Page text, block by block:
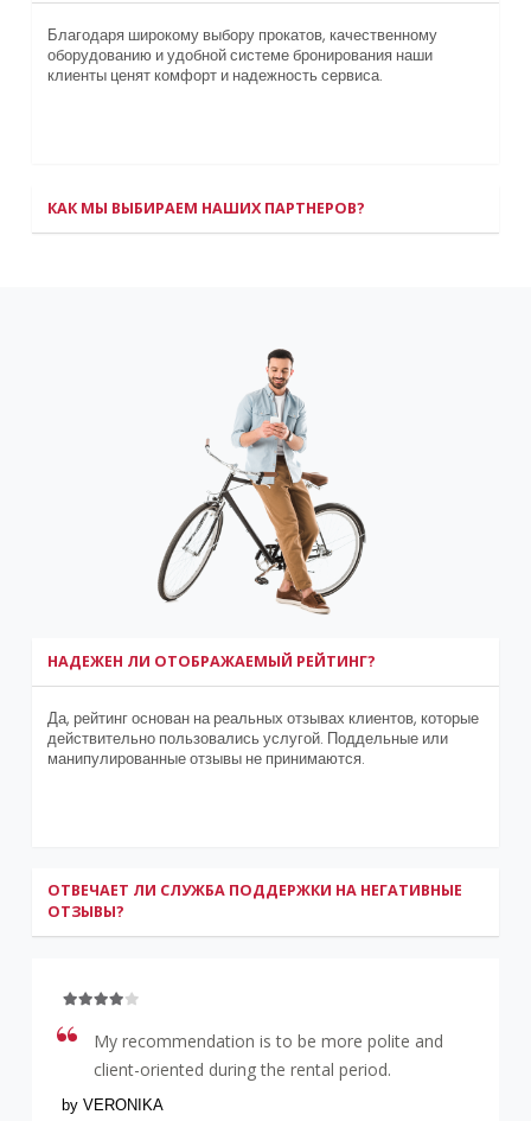
Благодаря широкому выбору прокатов, качественному
оборудованию и удобной системе бронирования наши
клиенты ценят комфорт и надежность сервиса.
КАК МЫ ВЫБИРАЕМ НАШИХ ПАРТНЕРОВ?
НАДЕЖЕН ЛИ ОТОБРАЖАЕМЫЙ РЕЙТИНГ?
Да, рейтинг основан на реальных отзывах клиентов, которые
действительно пользовались услугой. Поддельные или
манипулированные отзывы не принимаются.
ОТВЕЧАЕТ ЛИ СЛУЖБА ПОДДЕРЖКИ НА НЕГАТИВНЫЕ
ОТЗЫВЫ?
My recommendation is to be more polite and
client-oriented during the rental period.
by VERONIKA